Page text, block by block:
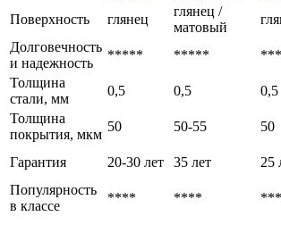
Поверхность
глянец
глянец /
матовый
Долговечность
и надежность
***** *****
Толщина
стали, мм
0,5 0,5 0,5
Толщина
покрытия, мкм
50 50-55 50
Гарантия 20-30 лет 35 лет 25
Популярность
в классе
**** **** ***